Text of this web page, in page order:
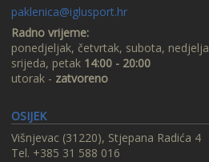
paklenica@iglusport.hr
Radno vrijeme:
ponedjeljak, četvrtak, subota, nedjelja
srijeda, petak 14:00 - 20:00
utorak - zatvoreno
OSIJEK
Višnjevac (31220), Stjepana Radića 4
Tel. +385 31 588 016